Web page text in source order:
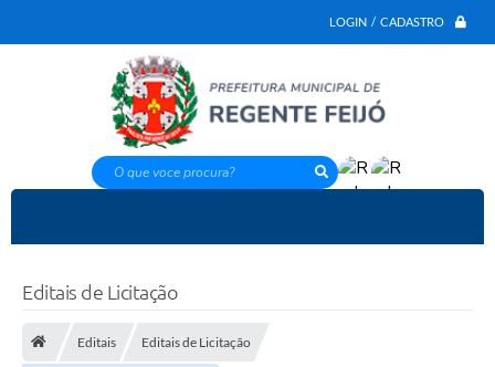
LOGIN / CADASTRO
O que voce procura?
Editais de Licitação
Editais Editais de Licitação